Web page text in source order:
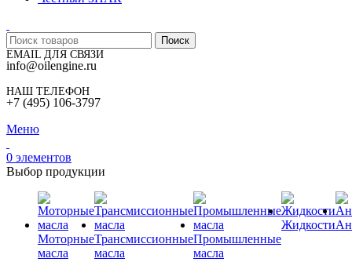
Поиск
EMAIL ДЛЯ СВЯЗИ
info@oilengine.ru
НАШ ТЕЛЕФОН
+7 (495) 106-3797
Меню
0 элементов
Выбор продукции
Моторные
масла
Трансмиссионные
масла
Промышленные
масла
Жидкости